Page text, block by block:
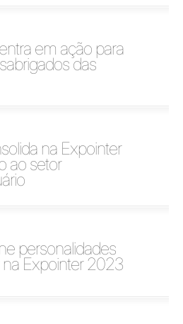
em ação para
das
na Expointer
ao setor
personalidades
na Expointer 2023